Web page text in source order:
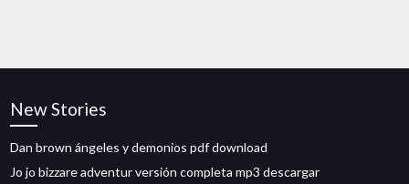
New Stories
Dan brown ángeles y demonios pdf download
Jo jo bizzare adventur versión completa mp3 descargar